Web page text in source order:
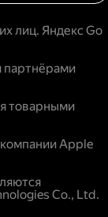
лиц. Яндекс Go
партнёрами
товарными
Apple
Co., Ltd.